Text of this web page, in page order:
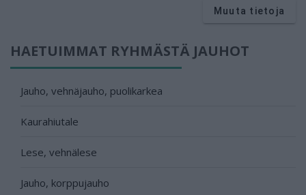
Muuta tietoja
HAETUIMMAT RYHMÄSTÄ JAUHOT
Jauho, vehnäjauho, puolikarkea
Kaurahiutale
Lese, vehnälese
Jauho, korppujauho